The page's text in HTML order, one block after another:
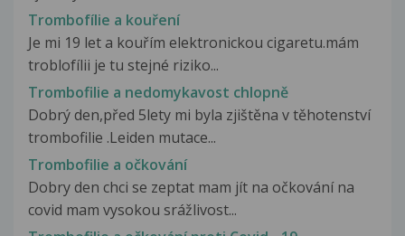
Trombofílie a kouření
Je mi 19 let a kouřím elektronickou cigaretu.mám
troblofílii je tu stejné riziko...
Trombofilie a nedomykavost chlopně
Dobrý den,před 5lety mi byla zjištěna v těhotenství
trombofilie .Leiden mutace...
Trombofilie a očkování
Dobry den chci se zeptat mam jít na očkování na
covid mam vysokou srážlivost...